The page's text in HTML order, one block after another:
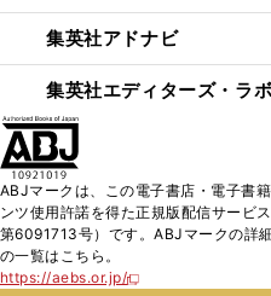
集英社アドナビ
集英社エディターズ・ラボ
ABJマークは、この電子書店・電子書
ンツ使用許諾を得た正規版配信サービ
第6091713号）です。ABJマークの詳
の一覧はこちら。
https://aebs.or.jp/
新